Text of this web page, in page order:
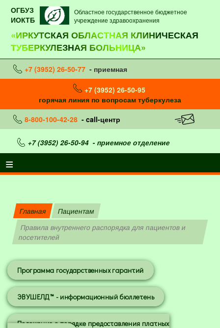
ОГБУЗ
ИОКТБ
Областное государственное бюджетное
учреждение здравоохранения
«ИРКУТСКАЯ ОБЛАСТНАЯ КЛИНИЧЕСКАЯ
ТУБЕРКУЛЕЗНАЯ БОЛЬНИЦА»
+7 (3952) 26-50-77 - приемная
+7 (3952) 26-50-95
горячая линия по вопросам туберкулеза
8-800-100-42-28 - call-центр
+7 (3952) 26-50-94- приемное отделение
Главная
Пациентам
Правила внутреннего распорядка для пациентов и
посетителей
Программа государственных гарантий
ЭВУШЕЛД™ - информационный бюллетень
Положение о порядке предоставления платных